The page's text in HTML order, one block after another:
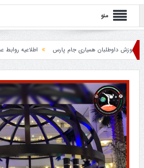
منو
داوطلبان همیاری جام پارس اطلاعیه روابط